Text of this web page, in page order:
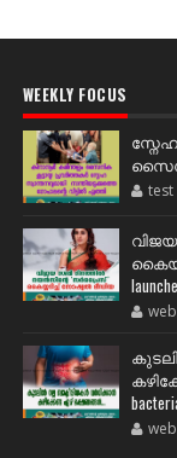
WEEKLY FOCUS
test